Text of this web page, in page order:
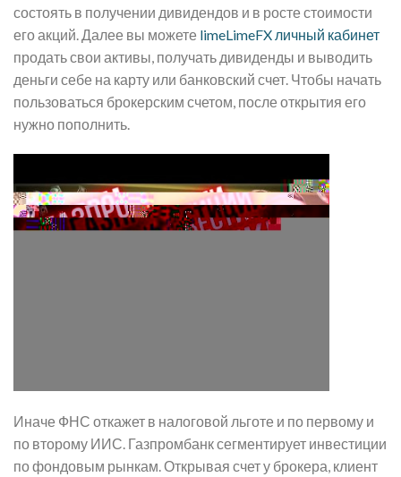
состоять в получении дивидендов и в росте стоимости
его акций. Далее вы можете limeLimeFX личный кабинет
продать свои активы, получать дивиденды и выводить
деньги себе на карту или банковский счет. Чтобы начать
пользоваться брокерским счетом, после открытия его
нужно пополнить.
Иначе ФНС откажет в налоговой льготе и по первому и
по второму ИИС. Газпромбанк сегментирует инвестиции
по фондовым рынкам. Открывая счет у брокера, клиент